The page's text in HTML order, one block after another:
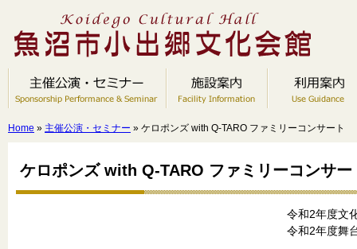
Home » 主催公演・セミナー » ケロポンズ with Q-TARO ファミリーコンサート
ケロポンズ with Q-TARO ファミリーコンサー
令和2年度文
令和2年度舞